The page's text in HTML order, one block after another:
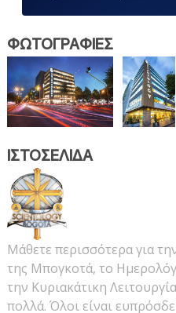
ΦΩΤΟΓΡΑΦΙΕΣ
ΙΣΤΟΣΕΛΙΔΑ
Μάθετε περισσότερα για
της Μπογκοτά, το
την Κυριακάτικη
πολλά. Όλοι είναι